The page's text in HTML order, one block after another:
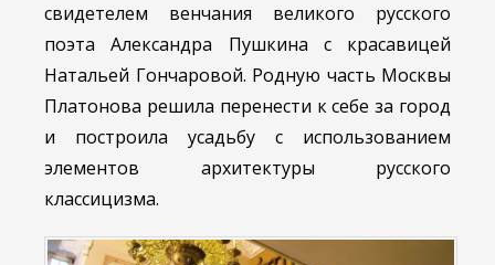
свидетелем венчания великого русского
поэта Александра Пушкина с красавицей
Натальей Гончаровой. Родную часть Москвы
Платонова решила перенести к себе за город
и построила усадьбу с использованием
элементов архитектуры русского
классицизма.